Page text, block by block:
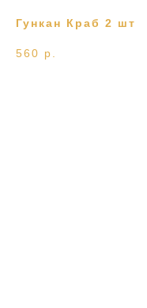
Гункан Краб 2 шт
560 р.